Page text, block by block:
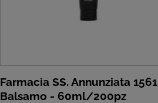
Farmacia SS. Annunziata 1561
Balsamo - 60ml/200pz